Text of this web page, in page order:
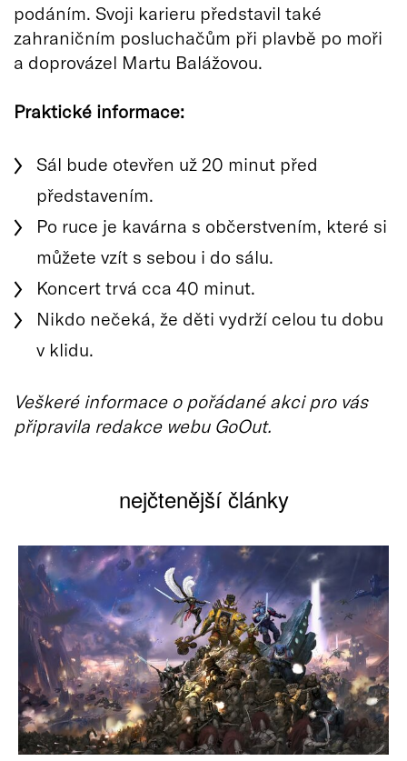
podáním. Svoji karieru představil také
zahraničním posluchačům při plavbě po moři
a doprovázel Martu Balážovou.
Praktické informace:
Sál bude otevřen už 20 minut před
představením.
Po ruce je kavárna s občerstvením, které si
můžete vzít s sebou i do sálu.
Koncert trvá cca 40 minut.
Nikdo nečeká, že děti vydrží celou tu dobu
v klidu.
Veškeré informace o pořádané akci pro vás
připravila redakce webu GoOut.
nejčtenější články